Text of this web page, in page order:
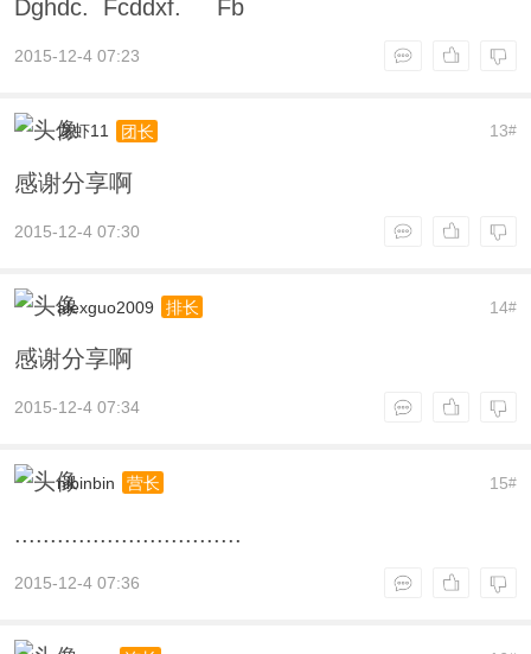
Dghdc. Fcddxf. Fb
2015-12-4 07:23
13#
龙虾11 团长
感谢分享啊
2015-12-4 07:30
14#
alexguo2009 排长
感谢分享啊
2015-12-4 07:34
15#
nibinbin 营长
................................
2015-12-4 07:36